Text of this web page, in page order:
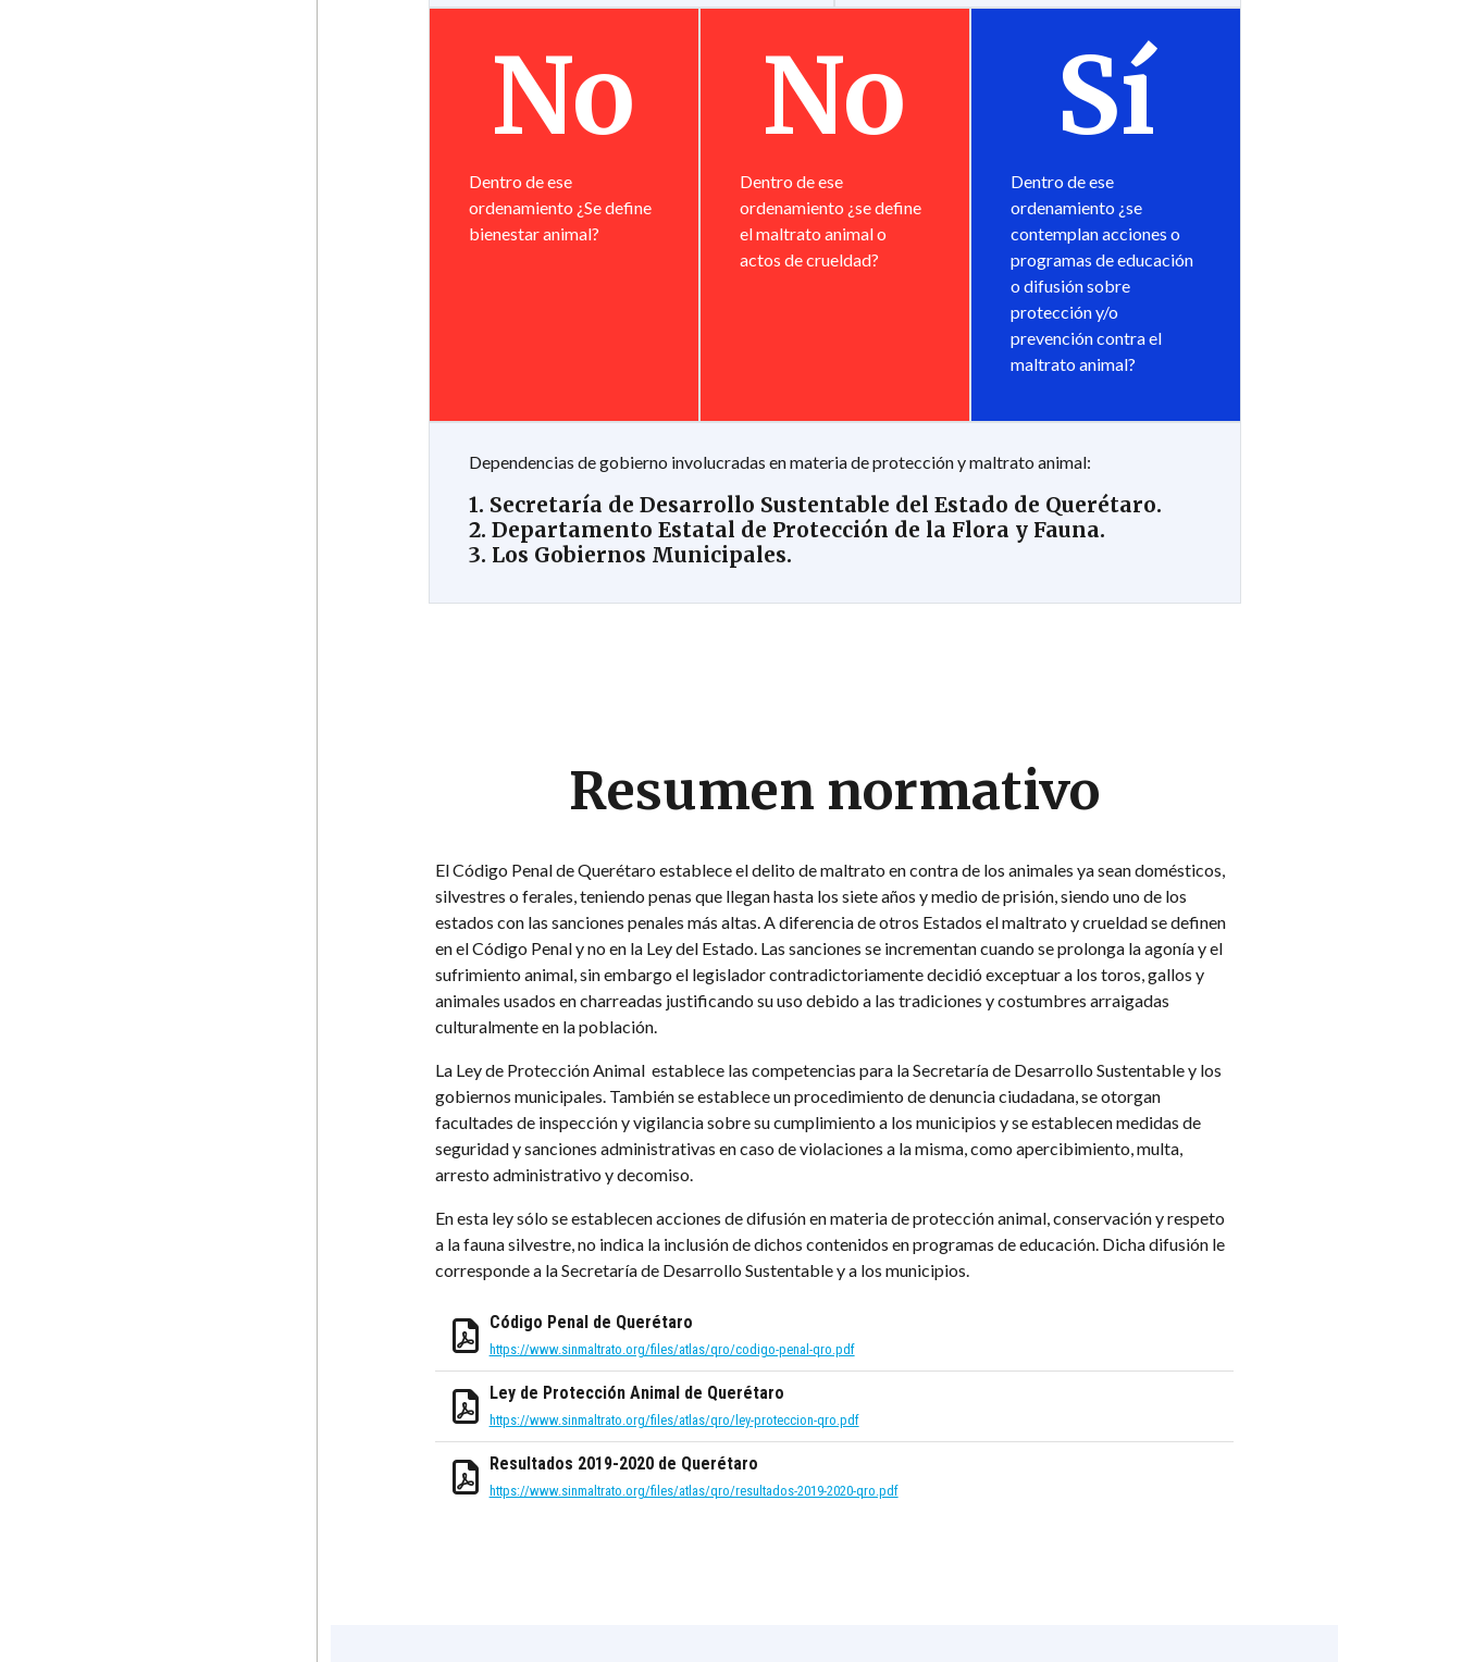
No
Dentro de ese
ordenamiento ¿Se define
bienestar animal?
No
Dentro de ese
ordenamiento ¿se define
el maltrato animal o
actos de crueldad?
Sí
Dentro de ese
ordenamiento ¿se
contemplan acciones o
programas de educación
o difusión sobre
protección y/o
prevención contra el
maltrato animal?
Dependencias de gobierno involucradas en materia de protección y maltrato animal:
1. Secretaría de Desarrollo Sustentable del Estado de Querétaro.
2. Departamento Estatal de Protección de la Flora y Fauna.
3. Los Gobiernos Municipales.
Resumen normativo
El Código Penal de Querétaro establece el delito de maltrato en contra de los animales ya sean domésticos,
silvestres o ferales, teniendo penas que llegan hasta los siete años y medio de prisión, siendo uno de los
estados con las sanciones penales más altas. A diferencia de otros Estados el maltrato y crueldad se definen
en el Código Penal y no en la Ley del Estado. Las sanciones se incrementan cuando se prolonga la agonía y el
sufrimiento animal, sin embargo el legislador contradictoriamente decidió exceptuar a los toros, gallos y
animales usados en charreadas justificando su uso debido a las tradiciones y costumbres arraigadas
culturalmente en la población.
La Ley de Protección Animal establece las competencias para la Secretaría de Desarrollo Sustentable y los
gobiernos municipales. También se establece un procedimiento de denuncia ciudadana, se otorgan
facultades de inspección y vigilancia sobre su cumplimiento a los municipios y se establecen medidas de
seguridad y sanciones administrativas en caso de violaciones a la misma, como apercibimiento, multa,
arresto administrativo y decomiso.
En esta ley sólo se establecen acciones de difusión en materia de protección animal, conservación y respeto
a la fauna silvestre, no indica la inclusión de dichos contenidos en programas de educación. Dicha difusión le
corresponde a la Secretaría de Desarrollo Sustentable y a los municipios.
Código Penal de Querétaro
https://www.sinmaltrato.org/files/atlas/qro/codigo-penal-qro.pdf
Ley de Protección Animal de Querétaro
https://www.sinmaltrato.org/files/atlas/qro/ley-proteccion-qro.pdf
Resultados 2019-2020 de Querétaro
https://www.sinmaltrato.org/files/atlas/qro/resultados-2019-2020-qro.pdf